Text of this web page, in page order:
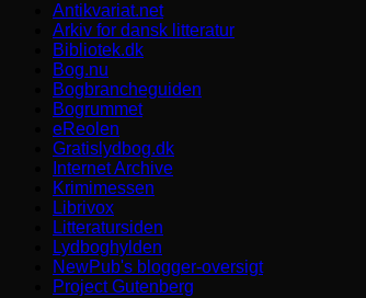
Antikvariat.net
Arkiv for dansk litteratur
Bibliotek.dk
Bog.nu
Bogbrancheguiden
Bogrummet
eReolen
Gratislydbog.dk
Internet Archive
Krimimessen
Librivox
Litteratursiden
Lydboghylden
NewPub's blogger-oversigt
Project Gutenberg